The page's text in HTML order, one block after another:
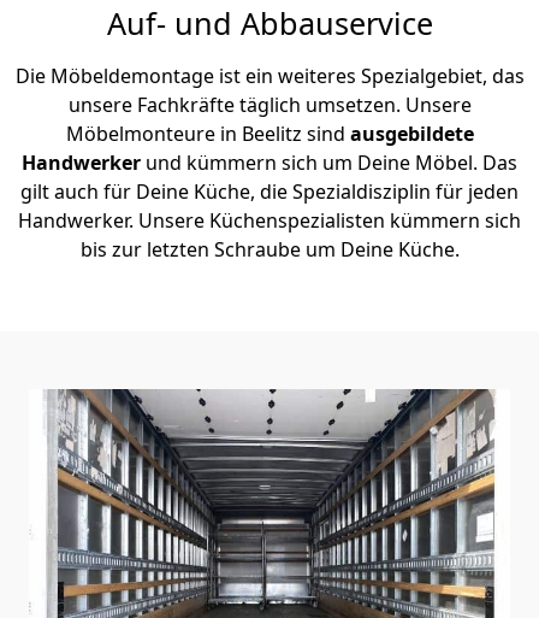
Auf- und Abbauservice
Die Möbeldemontage ist ein weiteres Spezialgebiet, das
unsere Fachkräfte täglich umsetzen. Unsere
Möbelmonteure in Beelitz sind ausgebildete
Handwerker und kümmern sich um Deine Möbel. Das
gilt auch für Deine Küche, die Spezialdisziplin für jeden
Handwerker. Unsere Küchenspezialisten kümmern sich
bis zur letzten Schraube um Deine Küche.